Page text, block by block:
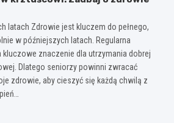
latach Zdrowie jest kluczem do pełnego,
w późniejszych latach. Regularna
znaczenie dla utrzymania dobrej
Dlatego seniorzy powinni zwracać
zdrowie, aby cieszyć się każdą chwilą z